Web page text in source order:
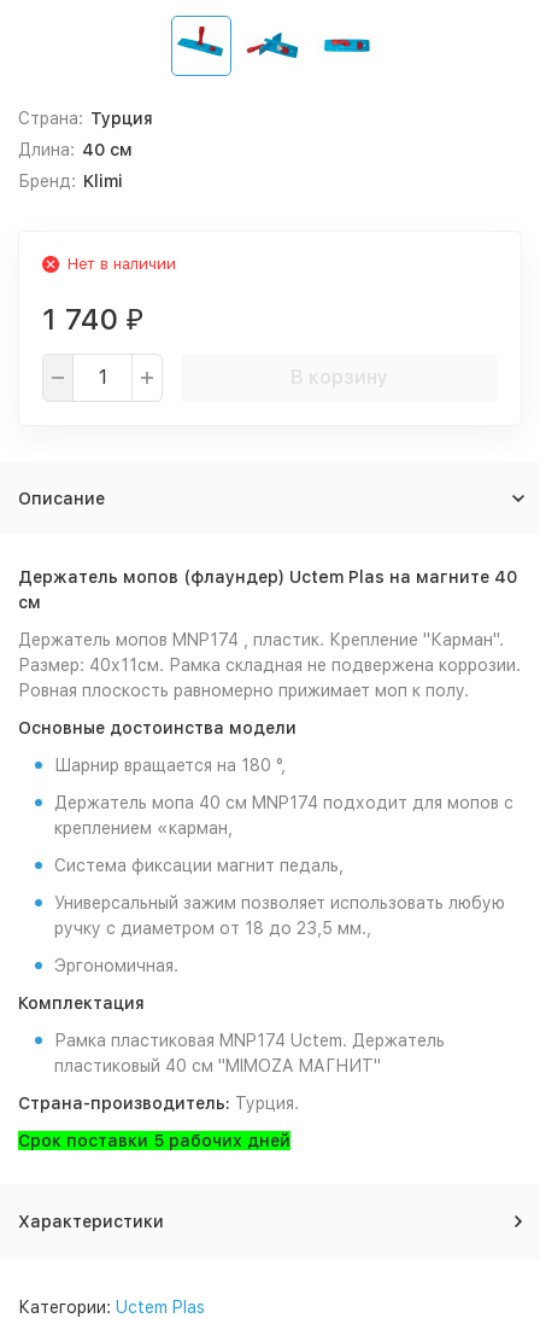
Страна: Турция
Длина: 40 см
Бренд: Klimi
Нет в наличии
1 740 ₽
В корзину
Описание
Держатель мопов (флаундер) Uctem Plas на магните 40
см
Держатель мопов MNP174 , пластик. Крепление "Карман".
Размер: 40х11см. Рамка складная не подвержена коррозии.
Ровная плоскость равномерно прижимает моп к полу.
Основные достоинства модели
Шарнир вращается на 180 °,
Держатель мопа 40 см MNP174 подходит для мопов с
креплением «карман,
Cистема фиксации магнит педаль,
Универсальный зажим позволяет использовать любую
ручку с диаметром от 18 до 23,5 мм.,
Эргономичная.
Комплектация
Рамка пластиковая MNP174 Uctem. Держатель
пластиковый 40 см "MIMOZA МАГНИТ"
Страна-производитель: Турция.
Срок поставки 5 рабочих дней
Характеристики
Категории: Uctem Plas